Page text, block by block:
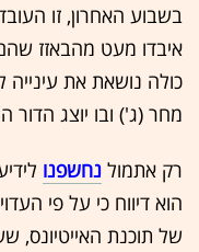
בשבוע האחרון, זו
איבדו מעט מהבאזז
כולה נושאת את
מחר (ג') ובו יוצג הדור
רק אתמול נחשפנו
הוא דיווח כי על פי
של תוכנת האייטיונס,